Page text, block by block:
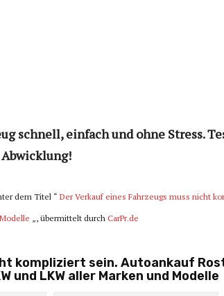
schnell, einfach und ohne Stress.
dem Titel “ Der Verkauf eines Fahrzeugs muss nicht
„, übermittelt durch CarPr.de
kompliziert sein. Autoankauf
und LKW aller Marken und Modelle